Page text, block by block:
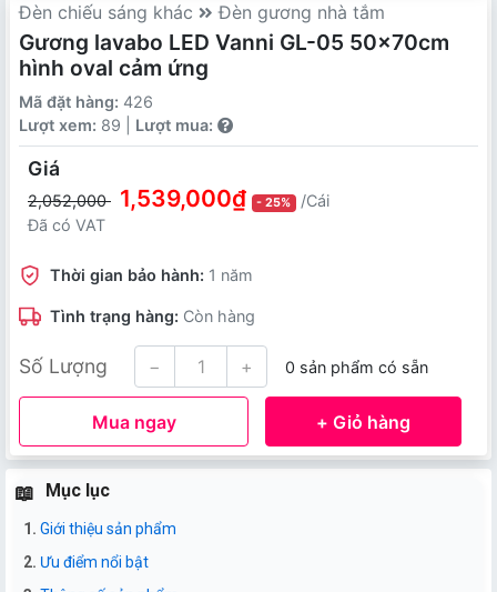
Đèn chiếu sáng khác Đèn gương nhà tắm
Gương lavabo LED Vanni GL-05 50x70cm
hình oval cảm ứng
Mã đặt hàng: 426
Lượt xem: 89 | Lượt mua:
Giá
2,052,000 1,539,000₫ - 25%
/Cái
Đã có VAT
Thời gian bảo hành: 1 năm
Tình trạng hàng: Còn hàng
Số Lượng − + 0 sản phẩm có sẵn
Mua ngay + Giỏ hàng
Mục lục
Giới thiệu sản phẩm
Ưu điểm nổi bật